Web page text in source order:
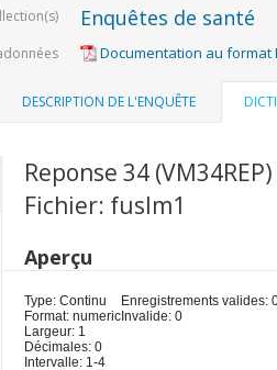
Enquêtes de santé
Documentation au format
DESCRIPTION DE L'ENQUÊTE
Reponse 34 (VM34REP)
Fichier: fuslm1
Aperçu
Type: Continu
Format: numeric
Largeur: 1
Décimales: 0
Intervalle: 1-4
Enregistrements valides:
Invalide: 0